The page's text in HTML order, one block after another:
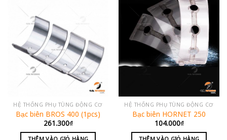
HỆ THỐNG PHỤ TÙNG ĐỘNG CƠ
Bạc biên BROS 400 (1pcs)
261.300₫
HỆ THỐNG PHỤ TÙNG ĐỘNG CƠ
Bạc biên HORNET 250
104.000₫